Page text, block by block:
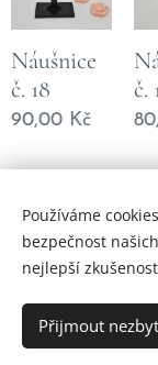
Náušnice
č. 18
90,00 Kč
č.
Používáme
bezpečnost
nejlepší
Přijmout